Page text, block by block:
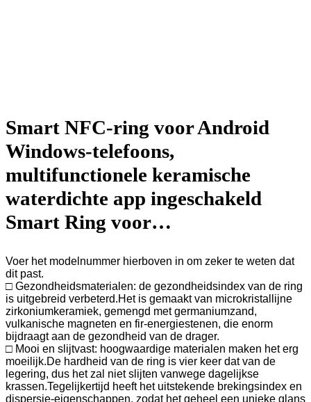
Smart NFC-ring voor Android
Windows-telefoons,
multifunctionele keramische
waterdichte app ingeschakeld
Smart Ring voor…
Voer het modelnummer hierboven in om zeker te weten dat
dit past.
□ Gezondheidsmaterialen: de gezondheidsindex van de ring
is uitgebreid verbeterd.Het is gemaakt van microkristallijne
zirkoniumkeramiek, gemengd met germaniumzand,
vulkanische magneten en fir-energiestenen, die enorm
bijdraagt ​​aan de gezondheid van de drager.
□ Mooi en slijtvast: hoogwaardige materialen maken het erg
moeilijk.De hardheid van de ring is vier keer dat van de
legering, dus het zal niet slijten vanwege dagelijkse
krassen.Tegelijkertijd heeft het uitstekende brekingsindex en
dispersie-eigenschappen, zodat het geheel een unieke glans